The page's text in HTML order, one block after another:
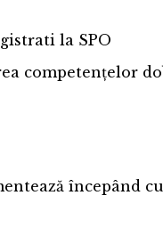
la SPO
începând